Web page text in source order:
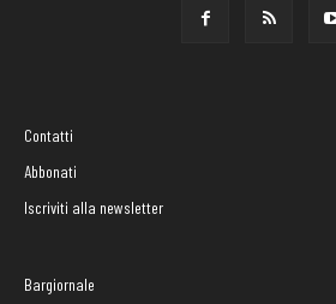
Contatti
Abbonati
Iscriviti alla newsletter
Bargiornale